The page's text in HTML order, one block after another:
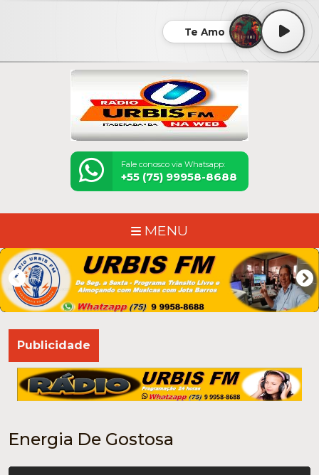
Te Amo
Fale conosco via Whatsapp:
+55 (75) 99958-8688
MENU
Publicidade
Energia De Gostosa